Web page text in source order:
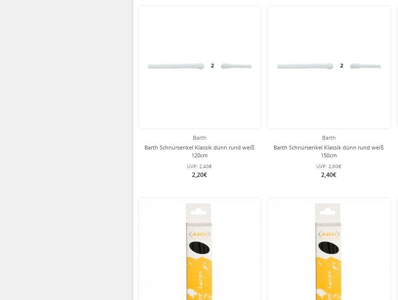
Barth
Barth Schnürsenkel Klassik dünn rund weiß
120cm
UVP: 2,40€
2,20€
Barth
Barth Schnürsenkel Klassik dünn rund weiß
150cm
UVP: 2,60€
2,40€